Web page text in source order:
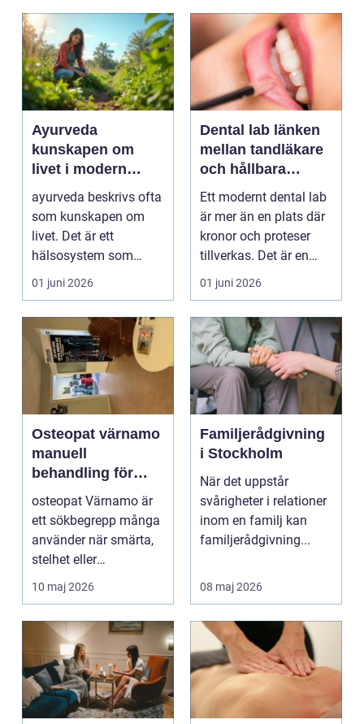
Ayurveda
kunskapen om
livet i modern
vardag
ayurveda beskrivs ofta
som kunskapen om
livet. Det är ett
hälsosystem som
betonar balans, helhet
och...
01 juni 2026
Dental lab länken
mellan tandläkare
och hållbara
leenden
Ett modernt dental lab
är mer än en plats där
kronor och proteser
tillverkas. Det är en
teknisk och ...
01 juni 2026
Osteopat värnamo
manuell
behandling för
minskad smärta
och Ökad rörlighet
osteopat Värnamo är
ett sökbegrepp många
använder när smärta,
stelhet eller
återkommande värk
börjar...
10 maj 2026
Familjerådgivning
i Stockholm
När det uppstår
svårigheter i relationer
inom en familj kan
familjerådgivning...
08 maj 2026